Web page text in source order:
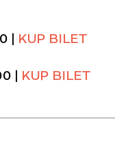
| KUP BILET
| KUP BILET